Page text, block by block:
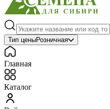
Тип ценыРозничная
Главная
Каталог